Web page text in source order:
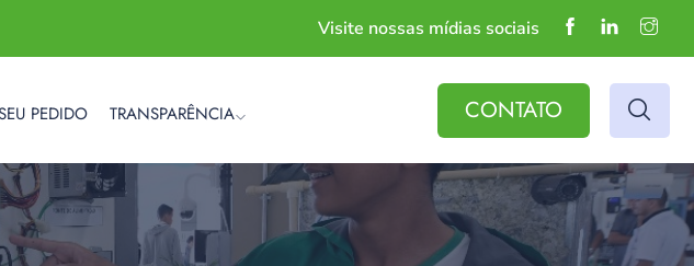
Visite nossas mídias sociais
PEDIDO TRANSPARÊNCIA CONTATO